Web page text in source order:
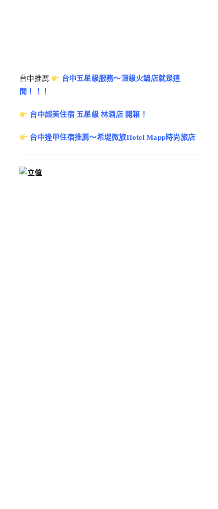
台中推薦
台中五星級服務～頂級火鍋店就是這
間！！！
台中超美住宿 五星級 林酒店 開箱！
台中逢甲住宿推薦～希堤微旅Hotel Mapp時尚旅店